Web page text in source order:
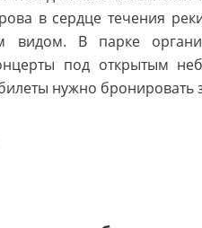
в сердце течения
видом. В парке
под открытым
нужно бронировать